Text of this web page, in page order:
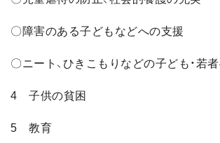
〇障害のある子どもなどへの支援
〇ニート、ひきこもりなどの子ども・若
4 子供の貧困
5 教育